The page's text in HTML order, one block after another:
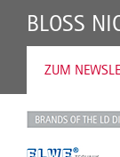
BLOSS
ZUM